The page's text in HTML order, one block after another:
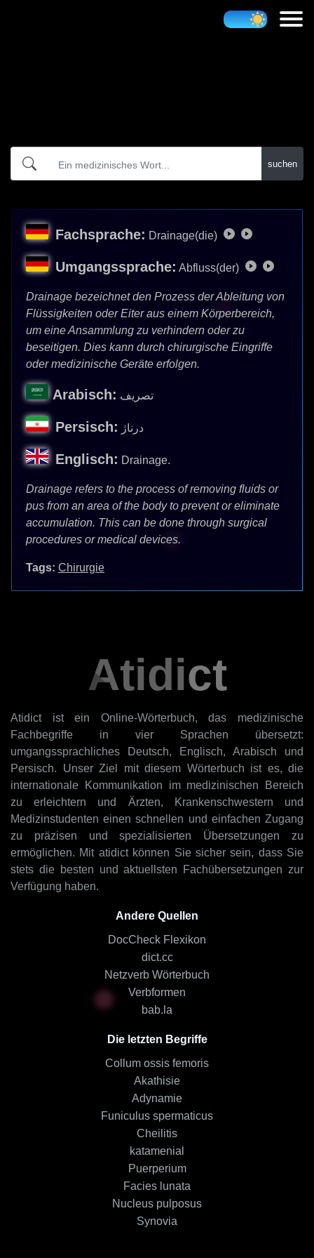
suchen
Fachsprache: Drainage(die)
Umgangssprache: Abfluss(der)
Drainage bezeichnet den Prozess der Ableitung von
Flüssigkeiten oder Eiter aus einem Körperbereich,
um eine Ansammlung zu verhindern oder zu
beseitigen. Dies kann durch chirurgische Eingriffe
oder medizinische Geräte erfolgen.
Arabisch: تصريف
Persisch: درناژ
Englisch: Drainage.
Drainage refers to the process of removing fluids or
pus from an area of the body to prevent or eliminate
accumulation. This can be done through surgical
procedures or medical devices.
Tags: Chirurgie
Atidict
Atidict ist ein Online-Wörterbuch, das medizinische
Fachbegriffe in vier Sprachen übersetzt:
umgangssprachliches Deutsch, Englisch, Arabisch und
Persisch. Unser Ziel mit diesem Wörterbuch ist es, die
internationale Kommunikation im medizinischen Bereich
zu erleichtern und Ärzten, Krankenschwestern und
Medizinstudenten einen schnellen und einfachen Zugang
zu präzisen und spezialisierten Übersetzungen zu
ermöglichen. Mit atidict können Sie sicher sein, dass Sie
stets die besten und aktuellsten Fachübersetzungen zur
Verfügung haben.
Andere Quellen
DocCheck Flexikon
dict.cc
Netzverb Wörterbuch
Verbformen
bab.la
Die letzten Begriffe
Collum ossis femoris
Akathisie
Adynamie
Funiculus spermaticus
Cheilitis
katamenial
Puerperium
Facies lunata
Nucleus pulposus
Synovia